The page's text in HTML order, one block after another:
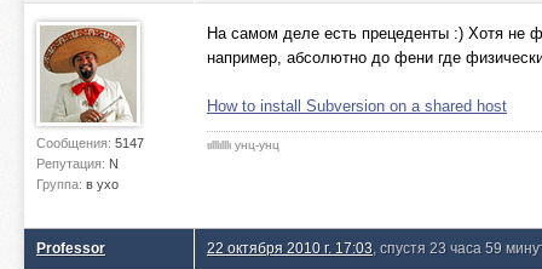
Сообщения: 5147
Репутация: N
Группа: в ухо
На самом деле есть прецеденты :) Хотя не
например, абсолютно до фени где
How to install Subversion on a shared host
ιιlllιlllι унц-унц
Professor 22 октября 2010 г. 17:03 , спустя 23 часа 59